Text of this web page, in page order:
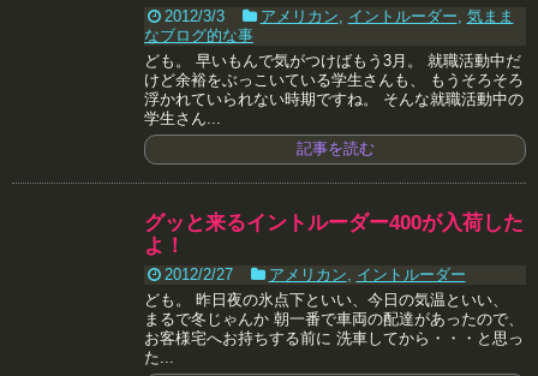
2012/3/3 アメリカン イントルーダー 気まま
なブログ的な事
ども。 早いもんで気がつけばもう3月。 就職活動中だ
けど余裕をぶっこいている学生さんも、 もうそろそろ
浮かれていられない時期ですね。 そんな就職活動中の
学生さん...
記事を読む
グッと来るイントルーダー400が入荷した
よ！
2012/2/27 アメリカン
イントルーダー
ども。 昨日夜の氷点下といい、今日の気温といい、
まるで冬じゃんか 朝一番で車両の配達があったので、
お客様宅へお持ちする前に 洗車してから・・・と思っ
た...